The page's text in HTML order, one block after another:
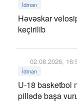
İdman
Həvəskar
keçirilib
02.08.2026,
İdman
U-18 basketbol
pillədə başa